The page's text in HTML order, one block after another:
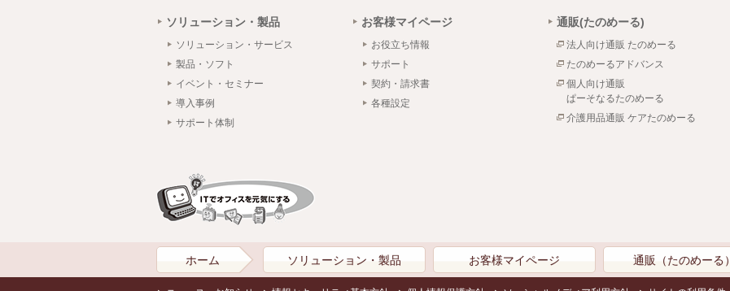
ソリューション・製品
ソリューション・サービス
製品・ソフト
イベント・セミナー
導入事例
サポート体制
お客様マイページ
お役立ち情報
サポート
契約・請求書
各種設定
通販(たのめーる)
法人向け通販 たのめーる
たのめーるアドバンス
個人向け通販
ぱーそなるたのめーる
介護用品通販 ケアたのめーる
ホーム ソリューション・製品 お客様マイページ 通販（たのめーる）